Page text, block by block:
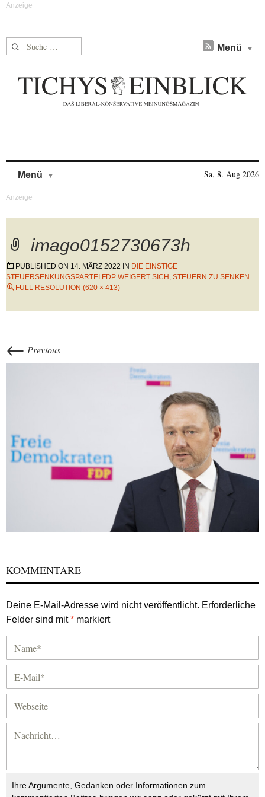
Suche nach: Menü
Menü Sa, 8. Aug 2026
imago0152730673h
PUBLISHED ON 14. MÄRZ 2022 IN DIE EINSTIGE
STEUERSENKUNGSPARTEI FDP WEIGERT SICH, STEUERN ZU SENKEN
FULL RESOLUTION (620 × 413)
← Previous
KOMMENTARE
Deine E-Mail-Adresse wird nicht veröffentlicht. Erforderliche
Felder sind mit* markiert
Ihre Argumente, Gedanken oder Informationen zum